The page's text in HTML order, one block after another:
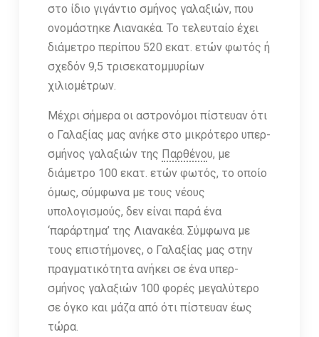
στο ίδιο γιγάντιο σμήνος γαλαξιών, που
ονομάστηκε Λιανακέα. Το τελευταίο έχει
διάμετρο περίπου 520 εκατ. ετών φωτός ή
σχεδόν 9,5 τρισεκατομμυρίων
χιλιομέτρων.
Μέχρι σήμερα οι αστρονόμοι πίστευαν ότι
ο Γαλαξίας μας ανήκε στο μικρότερο υπερ-
σμήνος γαλαξιών της Παρθένου, με
διάμετρο 100 εκατ. ετών φωτός, το οποίο
όμως, σύμφωνα με τους νέους
υπολογισμούς, δεν είναι παρά ένα
‘παράρτημα’ της Λιανακέα. Σύμφωνα με
τους επιστήμονες, ο Γαλαξίας μας στην
πραγματικότητα ανήκει σε ένα υπερ-
σμήνος γαλαξιών 100 φορές μεγαλύτερο
σε όγκο και μάζα από ότι πίστευαν έως
τώρα.